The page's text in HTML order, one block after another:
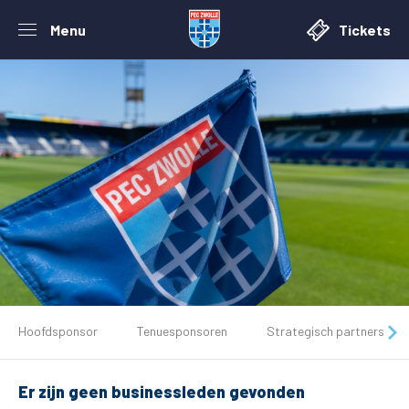
Menu Tickets
Tickets
Matchdays
Hoofdsponsor Tenuesponsoren Strategisch partners
Er zijn geen businessleden gevonden